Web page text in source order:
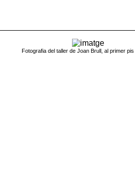
Brull
Fotografia del taller de Joan Brull, al primer